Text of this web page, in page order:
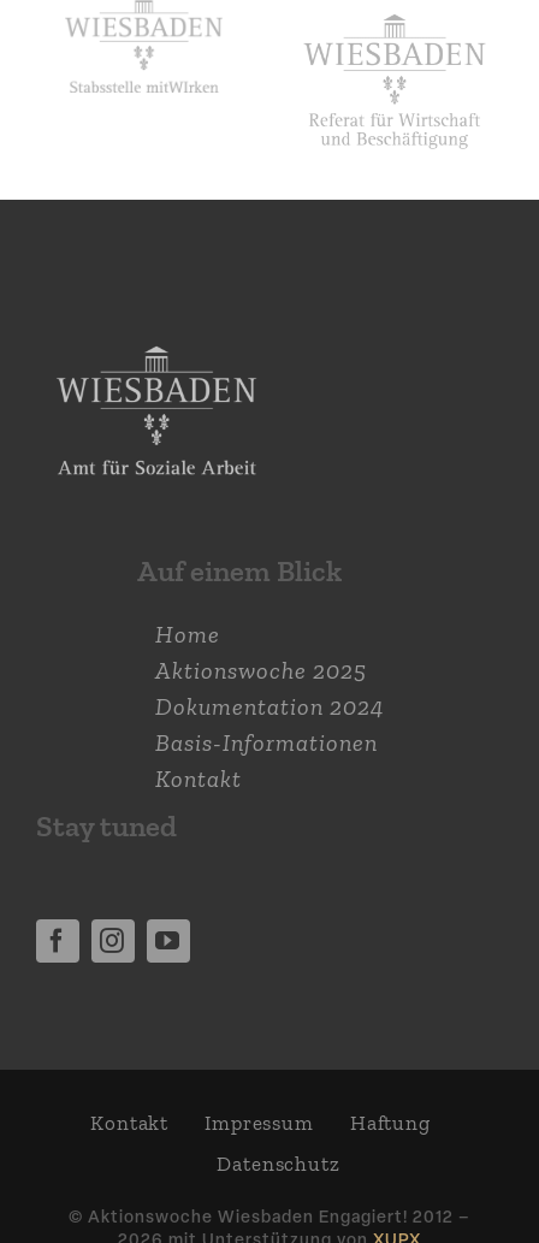
Auf einem Blick
Home
Aktions­woche 2025
Dokumen­tation 2024
Basis-Informationen
Kontakt
Stay tuned
Kontakt Impressum
Haftung
Daten­schutz
© Aktions­woche Wiesbaden Engagiert! 2012 –